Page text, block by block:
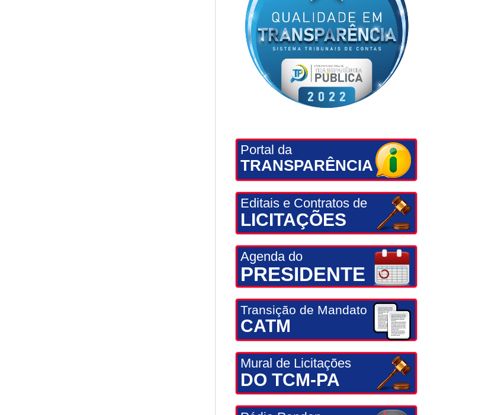
Portal da
TRANSPARÊNCIA
Editais e Contratos de
LICITAÇÕES
Agenda do
PRESIDENTE
Transição de Mandato
CATM
Mural de Licitações
DO TCM-PA